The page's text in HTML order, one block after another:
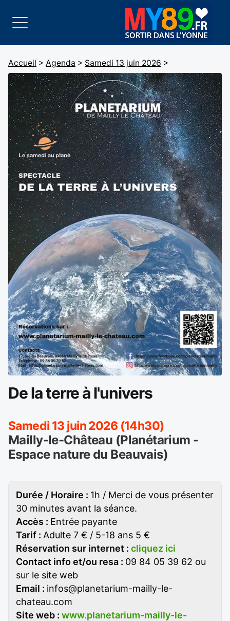
Accueil > Agenda > Samedi 13 juin 2026 >
De la terre à l'univers
Samedi 13 juin 2026 (14h30)
Mailly-le-Château (Planétarium -
Espace nature du Beauvais)
Durée / Horaire : 1h / Merci de vous présenter
30 minutes avant la séance.
Accès : Entrée payante
Tarif : Adulte 7 € / 5-18 ans 5 €
Réservation sur internet : cliquez ici
Contact info et/ou resa : 09 84 05 39 62 ou
sur le site web
Email : infos@planetarium-mailly-le-
chateau.com
Site web : www.planetarium-mailly-le-